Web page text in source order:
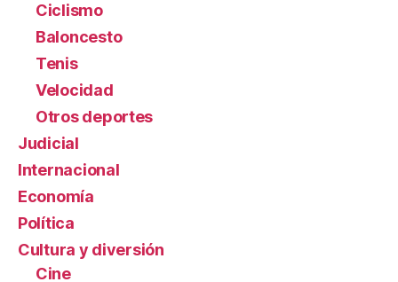
Ciclismo
Baloncesto
Tenis
Velocidad
Otros deportes
Judicial
Internacional
Economía
Política
Cultura y diversión
Cine